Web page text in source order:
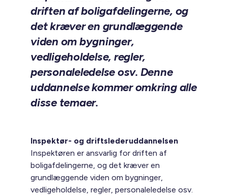
driften af boligafdelingerne, og
det kræver en grundlæggende
viden om bygninger,
vedligeholdelse, regler,
personaleledelse osv. Denne
uddannelse kommer omkring alle
disse temaer.
Inspektør- og driftslederuddannelsen
Inspektøren er ansvarlig for driften af
boligafdelingerne, og det kræver en
grundlæggende viden om bygninger,
vedligeholdelse, regler, personaleledelse osv.